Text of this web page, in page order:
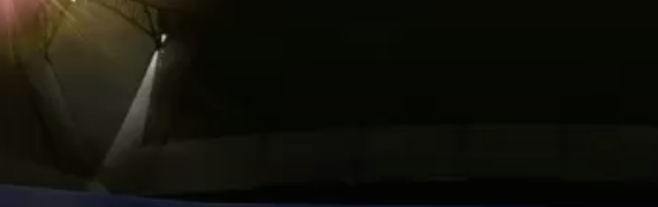
tarafından cihazınıza veya ağ sunucusuna depolanan küçük
Genellikle ziyaret ettiğiniz internet sitesini kullanmanız sırasında
deneyim sunmak, sunulan hizmetleri geliştirmek ve
kullanılır ve bir internet sitesinde gezinirken kullanım kolaylığına
kullanılmasını tercih etmezseniz tarayıcınızın ayarlarından
çerez kullanımını kabul ettiğinizi varsayacağız.